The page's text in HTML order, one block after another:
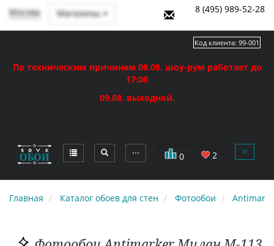
Москва Магазины 8 (495) 989-52-28
По техническим причинам 08.08. шоу-рум работает до
17:00
09.08. выходной.
⋯ 0 2
Код клиента: 99-001
Главная Каталог обоев для стен Фотообои